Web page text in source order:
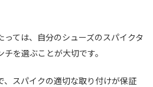
ては、自分のシューズのスパイクタ
を選ぶことが大切です。
、スパイクの適切な取り付けが保証